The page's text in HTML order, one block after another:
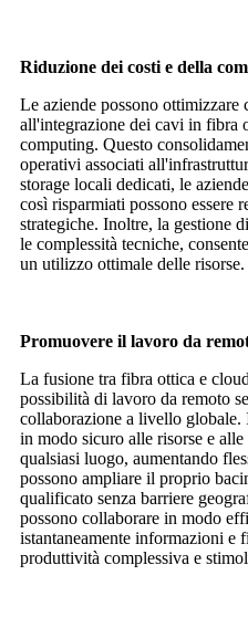
Riduzione dei costi e della
Le aziende possono ottimizzare
all'integrazione dei cavi in ​​fibra
computing. Questo
operativi associati
storage locali dedicati, le
così risparmiati possono essere
strategiche. Inoltre, la gestione
le complessità tecniche,
un utilizzo ottimale delle risorse.
Promuovere il lavoro da
La fusione tra fibra ottica e
possibilità di lavoro da remoto
collaborazione a livello globale.
in modo sicuro alle risorse e
qualsiasi luogo, aumentando
possono ampliare il proprio
qualificato senza barriere
possono collaborare in modo
istantaneamente informazioni e
produttività complessiva e